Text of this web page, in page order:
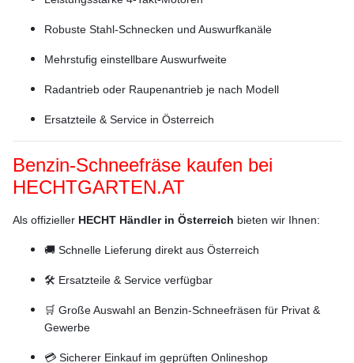
Robuste Stahl-Schnecken und Auswurfkanäle
Mehrstufig einstellbare Auswurfweite
Radantrieb oder Raupenantrieb je nach Modell
Ersatzteile & Service in Österreich
Benzin-Schneefräse kaufen bei
HECHTGARTEN.AT
Als offizieller HECHT Händler in Österreich bieten wir Ihnen:
🚚 Schnelle Lieferung direkt aus Österreich
🛠️ Ersatzteile & Service verfügbar
🛒 Große Auswahl an Benzin-Schneefräsen für Privat &
Gewerbe
💳 Sicherer Einkauf im geprüften Onlineshop